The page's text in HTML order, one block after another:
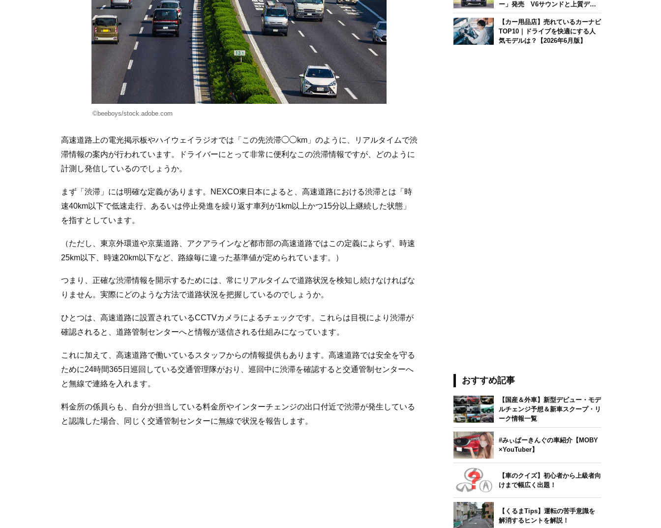
©︎beeboys/stock.adobe.com
高速道路上の電光掲示板やハイウェイラジオでは「この先渋滞◯◯km」のように、リアルタイムで渋
滞情報の案内が行われています。ドライバーにとって非常に便利なこの渋滞情報ですが、どのように
計測し発信しているのでしょうか。
まず「渋滞」には明確な定義があります。NEXCO東日本によると、高速道路における渋滞とは「時
速40km以下で低速走行、あるいは停止発進を繰り返す車列が1km以上かつ15分以上継続した状態」
を指すとしています。
（ただし、東京外環道や京葉道路、アクアラインなど都市部の高速道路ではこの定義によらず、時速
25km以下、時速20km以下など、路線毎に違った基準値が定められています。）
つまり、正確な渋滞情報を開示するためには、常にリアルタイムで道路状況を検知し続けなければな
りません。実際にどのような方法で道路状況を把握しているのでしょうか。
ひとつは、高速道路に設置されているCCTVカメラによるチェックです。これらは目視により渋滞が
確認されると、道路管制センターへと情報が送信される仕組みになっています。
これに加えて、高速道路で働いているスタッフからの情報提供もあります。高速道路では安全を守る
ために24時間365日巡回している交通管理隊がおり、巡回中に渋滞を確認すると交通管制センターへ
と無線で連絡を入れます。
料金所の係員らも、自分が担当している料金所やインターチェンジの出口付近で渋滞が発生している
と認識した場合、同じく交通管制センターに無線で状況を報告します。
ー」発売 V6サウンドと上質デザ
インを両立
【カー用品店】売れているカーナビ
TOP10｜ドライブを快適にする人
気モデルは？【2026年6月版】
おすすめ記事
【国産＆外車】新型デビュー・モデ
ルチェンジ予想＆新車スクープ・リ
ーク情報一覧
#みぃぱーきんぐの車紹介【MOBY
×YouTuber】
【車のクイズ】初心者から上級者向
けまで幅広く出題！
【くるまTips】運転の苦手意識を
解消するヒントを解説！